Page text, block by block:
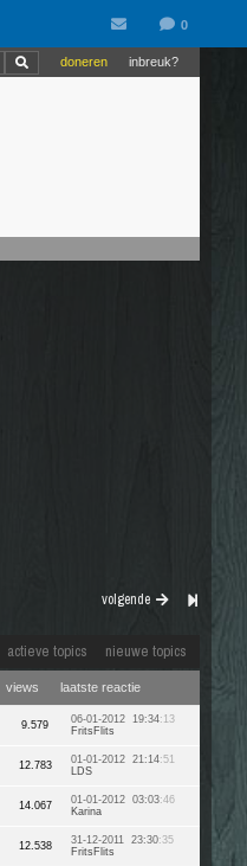
inbreuk?
doneren
volgende
actieve topics nieuwe topics
views laatste reactie
9.579 06-01-2012 19:34:13
FritsFlits
12.783 01-01-2012 21:14:51
LDS
14.067 01-01-2012 03:03:46
Karina
12.538 31-12-2011 23:30:35
FritsFlits